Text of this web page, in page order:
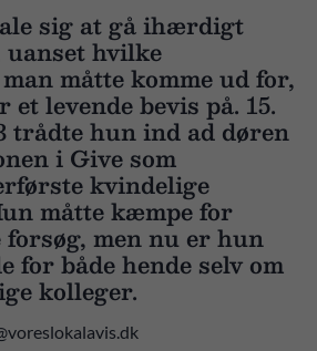
sig at gå ihærdigt
hvilke
måtte komme ud for,
levende bevis på. 15.
trådte hun ind ad døren
i Give som
kvindelige
måtte kæmpe for
men nu er hun
for både hende selv om
kolleger.